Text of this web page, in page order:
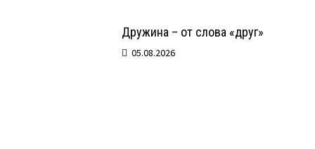
Дружина – от слова «друг»
05.08.2026